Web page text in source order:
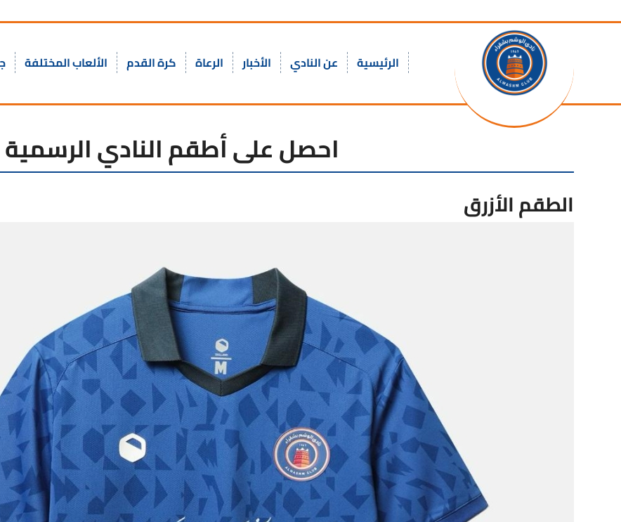
الرئيسية عن النادي الأخبار الرعاة كرة القدم الألعاب المختلفة
احصل على أطقم النادي الرسمية
الطقم الأزرق